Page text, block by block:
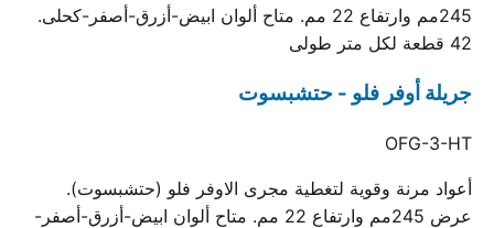
245مم وارتفاع 22 مم. متاح ألوان ابيض-أزرق-أصفر-كحلى.
42 قطعة لكل متر طولى
جريلة أوفر فلو - حتشبسوت
OFG-3-HT
أعواد مرنة وقوية لتغطية مجرى الاوفر فلو (حتشبسوت).
عرض 245مم وارتفاع 22 مم. متاح ألوان ابيض-أزرق-أصفر-